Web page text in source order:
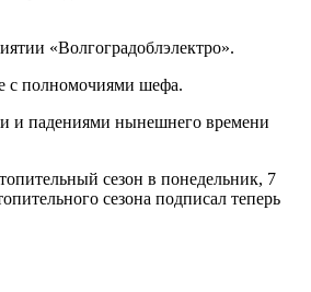
«Волгоградоблэлектро».
с полномочиями шефа.
и падениями нынешнего времени
сезон в понедельник, 7
сезона подписал теперь